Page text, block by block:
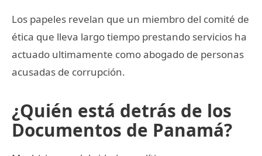
Los papeles revelan que un miembro del comité de
ética que lleva largo tiempo prestando servicios ha
actuado ultimamente como abogado de personas
acusadas de corrupción.
¿Quién está detrás de los
Documentos de Panamá?